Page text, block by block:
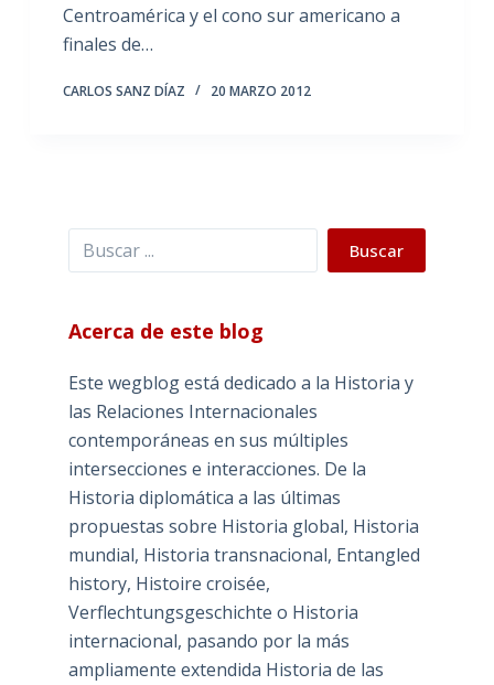
Centroamérica y el cono sur americano a
finales de…
CARLOS SANZ DÍAZ 20 MARZO 2012
Buscar Buscar
Acerca de este blog
Este wegblog está dedicado a la Historia y
las Relaciones Internacionales
contemporáneas en sus múltiples
intersecciones e interacciones. De la
Historia diplomática a las últimas
propuestas sobre Historia global, Historia
mundial, Historia transnacional, Entangled
history, Histoire croisée,
Verflechtungsgeschichte o Historia
internacional, pasando por la más
ampliamente extendida Historia de las